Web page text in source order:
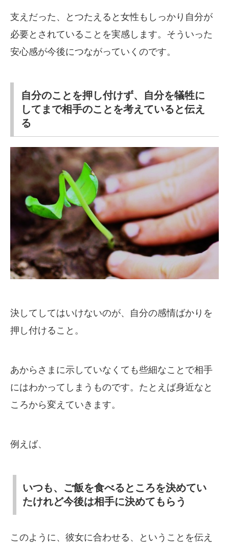
支えだった、とつたえると女性もしっかり自分が
必要とされていることを実感します。そういった
安心感が今後につながっていくのです。
自分のことを押し付けず、自分を犠牲に
してまで相手のことを考えていると伝え
る
決してしてはいけないのが、自分の感情ばかりを
押し付けること。
あからさまに示していなくても些細なことで相手
にはわかってしまうものです。たとえば身近なと
ころから変えていきます。
例えば、
いつも、ご飯を食べるところを決めてい
たけれど今後は相手に決めてもらう
このように、彼女に合わせる、ということを伝え